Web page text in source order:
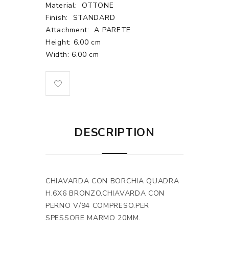
Material: OTTONE
Finish:
STANDARD
Attachment:
A PARETE
Height: 6.00 cm
Width: 6.00 cm
DESCRIPTION
CHIAVARDA CON BORCHIA QUADRA
H.6X6 BRONZO.CHIAVARDA CON
PERNO V/94 COMPRESO.PER
SPESSORE MARMO 20MM.